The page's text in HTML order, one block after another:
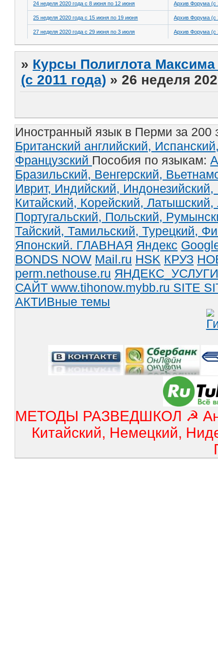
24 неделя 2020 года с 8 июня по 12 июня Архив Форума (с
25 неделя 2020 года с 15 июня по 19 июня Архив Форума (с
27 неделя 2020 года с 29 июня по 3 июля Архив Форума (с
» Курсы Полиглота
(с 2011 года) » 26 неделя
Иностранный язык в Перми за 200
Британский английский,
Французский Пособия по языкам:
Бразильский, Венгерский,
Иврит, Индийский, Индонезийский,
Китайский, Корейский, Латышский,
Португальский, Польский,
Тайский, Тамильский, Турецкий,
Японский. ГЛАВНАЯ Яндекс
BONDS NOW Mail.ru HSK КРУЗ
perm.nethouse.ru ЯНДЕКС_УСЛУГИ
САЙТ www.tihonow.mybb.ru SITE
АКТИВные темы
МЕТОДЫ РАЗВЕДШКОЛ ☭
Китайский, Немецкий,